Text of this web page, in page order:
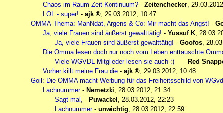
Chaos im Raum-Zeit-Kontinuum? - Zeitenchecker
LOL - super! - ajk
29.03.2012, 10:47
OMMA-Thema: ManNdat, Argens & Co: Mir macht das Angst! -
Ja, viele Frauen sind äußerst gewalttätig! - Yussuf K
Ja, viele Frauen sind äußerst gewalttätig! - Goofos
Die Omma lesen doch nur noch vom Leben enttäuschte
Viele WGVDL-Mitglieder lesen sie auch :)
- Red
Vorher killt meine Frau die - ajk
29.03.2012, 10:48
Goil: Die OMMA macht Werbung für das Freiheitsschild von
Lachnummer- Nemetzki
28.03.2012, 21:34
Sagt mal,
- Puwackel
28.03.2012, 22:23
Lachnummer- unwichtig
28.03.2012, 22:59